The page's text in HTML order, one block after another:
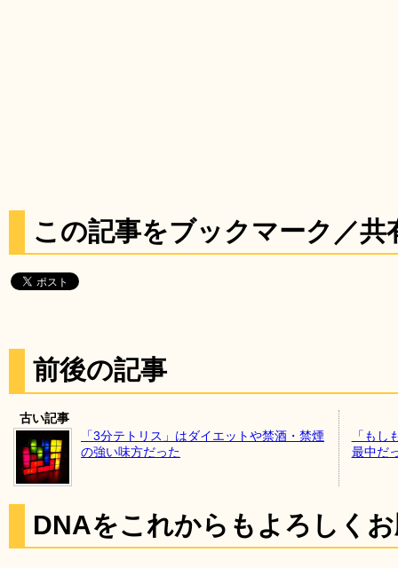
この記事をブックマーク／共
前後の記事
古い記事
「3分テトリス」はダイエットや禁酒・禁煙
の強い味方だった
「もし
最中だ
DNAをこれからもよろしく